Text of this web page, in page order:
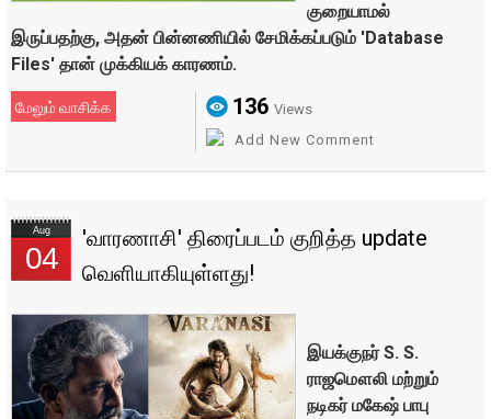
குறையாமல்
இருப்பதற்கு, அதன் பின்னணியில் சேமிக்கப்படும் 'Database
Files' தான் முக்கியக் காரணம்.
மேலும் வாசிக்க 136 Views
Add New Comment
Aug
04
'வாரணாசி' திரைப்படம் குறித்த update
வெளியாகியுள்ளது!
இயக்குநர் S. S.
ராஜமௌலி மற்றும்
நடிகர் மகேஷ் பாபு